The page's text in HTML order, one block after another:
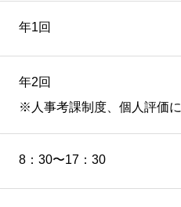
年1回
年2回
※人事考課制度、個人評価
8：30〜17：30